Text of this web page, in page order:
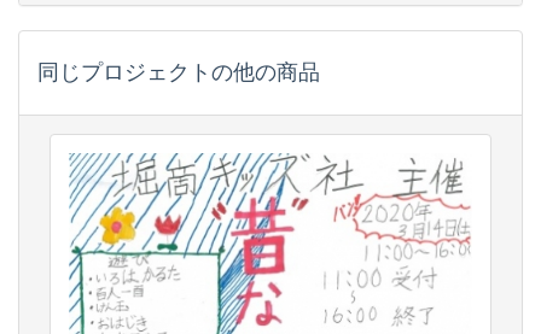
同じプロジェクトの他の商品